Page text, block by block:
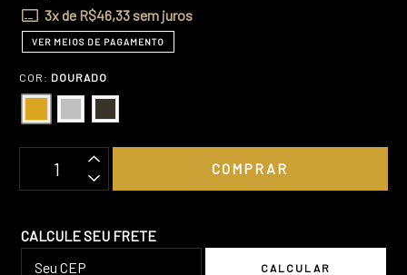
3x de R$46,33 sem juros
VER MEIOS DE PAGAMENTO
COR: DOURADO
OPÇÕES DE FRETE
CALCULE SEU FRETE
CALCULAR